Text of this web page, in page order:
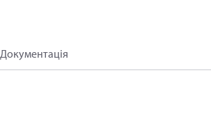
Документація